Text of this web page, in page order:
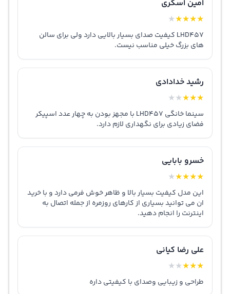
امین اسکری
★
★
★
★
★
LHD457 کیفیت صدای بسیار بالایی دارد ولی برای سالن
های بزرگ خیلی مناسب نیست.
رشید خدادادی
★
★
★
★
★
سینما خانگی LHD457 با مجهز بودن به چهار عدد اسپیکر
فضای زیادی برای نگهداری لازم دارد.
خسرو بابایی
★
★
★
★
★
این مدل کیفیت بسیار بالا و ظاهر خوش فرمی دارد و با خرید
ان می توانید بسیاری از کارهای روزمره از جمله اتصال به
اینترنت را انجام دهید.
علی رضا کیانی
★
★
★
★
★
طراحی و زیبایی وصدای با کیفیتی داره